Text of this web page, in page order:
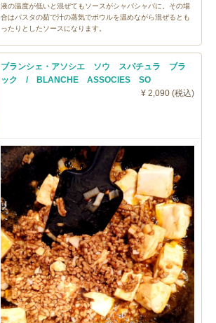
液の温度が低いと混ぜてもソースがシャバシャバに。その場
合はパスタの茹で汁の蒸気でボウルを温めながら混ぜるとも
ったりとしたソースになります。
ブランシェ・アソシエ ソウ スパチュラ ブラ
ック / BLANCHE ASSOCIES SO
¥ 2,090 (税込)